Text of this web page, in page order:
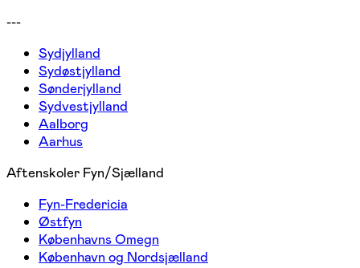
---
Sydjylland
Sydøstjylland
Sønderjylland
Sydvestjylland
Aalborg
Aarhus
Aftenskoler Fyn/Sjælland
Fyn-Fredericia
Østfyn
Københavns Omegn
København og Nordsjælland